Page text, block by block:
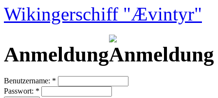
Wikingerschiff "Ævintyr"
Anmeldung
Benutzername: *
Passwort: *